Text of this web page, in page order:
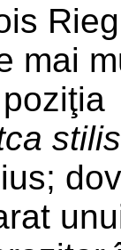
mai